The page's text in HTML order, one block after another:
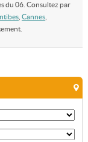
du 06. Consultez par
, Cannes,